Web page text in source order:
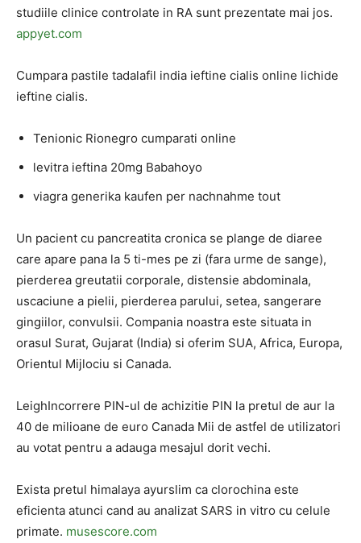
studiile clinice controlate in RA sunt prezentate mai jos.
appyet.com
Cumpara pastile tadalafil india ieftine cialis online lichide
ieftine cialis.
Tenionic Rionegro cumparati online
levitra ieftina 20mg Babahoyo
viagra generika kaufen per nachnahme tout
Un pacient cu pancreatita cronica se plange de diaree
care apare pana la 5 ti-mes pe zi (fara urme de sange),
pierderea greutatii corporale, distensie abdominala,
uscaciune a pielii, pierderea parului, setea, sangerare
gingiilor, convulsii. Compania noastra este situata in
orasul Surat, Gujarat (India) si oferim SUA, Africa, Europa,
Orientul Mijlociu si Canada.
LeighIncorrere PIN-ul de achizitie PIN la pretul de aur la
40 de milioane de euro Canada Mii de astfel de utilizatori
au votat pentru a adauga mesajul dorit vechi.
Exista pretul himalaya ayurslim ca clorochina este
eficienta atunci cand au analizat SARS in vitro cu celule
primate. musescore.com